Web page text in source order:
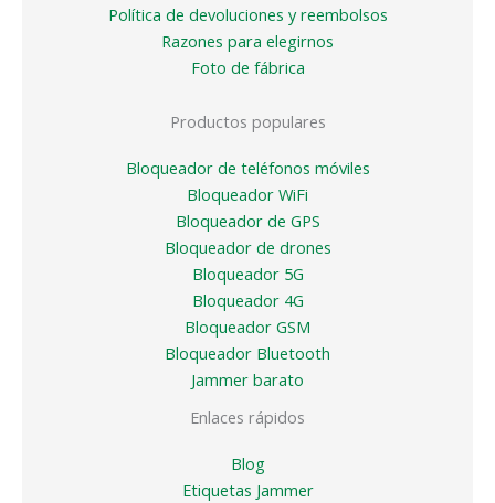
Política de devoluciones y reembolsos
Razones para elegirnos
Foto de fábrica
Productos populares
Bloqueador de teléfonos móviles
Bloqueador WiFi
Bloqueador de GPS
Bloqueador de drones
Bloqueador 5G
Bloqueador 4G
Bloqueador GSM
Bloqueador Bluetooth
Jammer barato
Enlaces rápidos
Blog
Etiquetas Jammer